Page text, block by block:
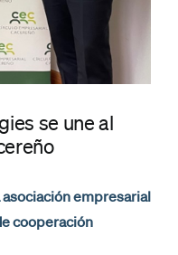
se une al
empresarial
cooperación